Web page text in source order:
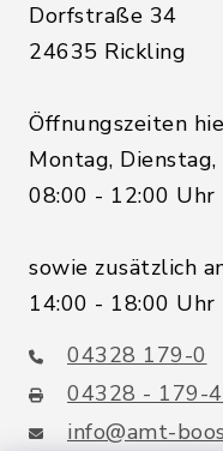
Dorfstraße 34
24635 Rickling
Öffnungszeiten
Montag,
08:00 - 12:00 Uhr
sowie zusätzlich
14:00 - 18:00 Uhr
04328 179-0
04328 - 179-
info@amt-